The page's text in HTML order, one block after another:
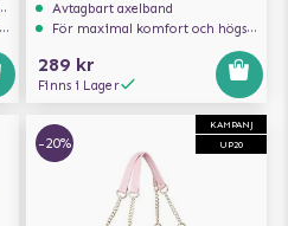
Avtagbart axelband
För maximal komfort och högsta säkerhet
289 kr
Finns i Lager
KAMPANJ
UP20
-20%